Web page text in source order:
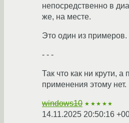
непосредственно в
же, на месте.
Это один из примеров.
- - -
Так что как ни крути, а
применения этому нет.
windows10 ★★★★★
14.11.2025 20:50:16